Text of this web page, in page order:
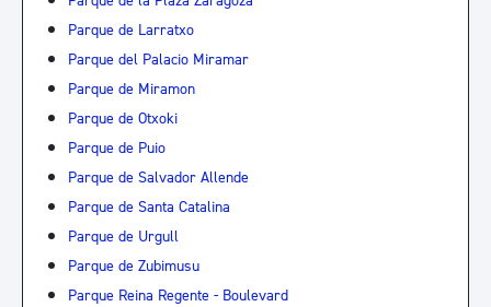
Parque de Larratxo
Parque del Palacio Miramar
Parque de Miramon
Parque de Otxoki
Parque de Puio
Parque de Salvador Allende
Parque de Santa Catalina
Parque de Urgull
Parque de Zubimusu
Parque Reina Regente - Boulevard